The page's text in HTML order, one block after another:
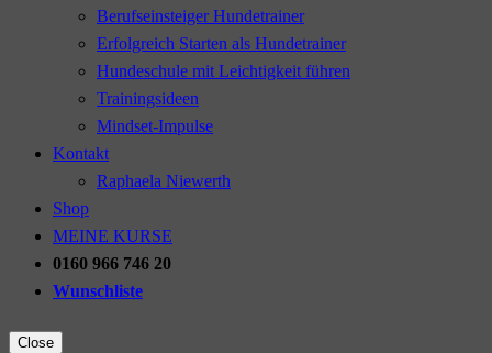
Berufseinsteiger Hundetrainer
Erfolgreich Starten als Hundetrainer
Hundeschule mit Leichtigkeit führen
Trainingsideen
Mindset-Impulse
Kontakt
Raphaela Niewerth
Shop
MEINE KURSE
0160 966 746 20
Wunschliste
Close